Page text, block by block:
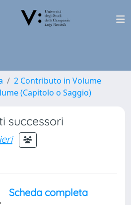
2 Contributo in Volume
(Capitolo o Saggio)
successori
Scheda completa